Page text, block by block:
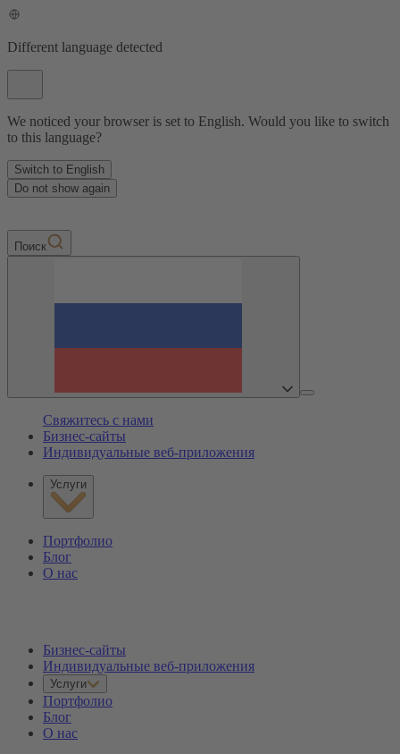
Different language detected
We noticed your browser is set to English. Would you like to switch
to this language?
Switch to English
Do not show again
Пoиск
Свяжитесь с нами
Бизнес-сайты
Индивидуальные веб-приложения
Услуги
Портфолио
Блог
О нас
Бизнес-сайты
Индивидуальные веб-приложения
Услуги
Портфолио
Блог
О нас